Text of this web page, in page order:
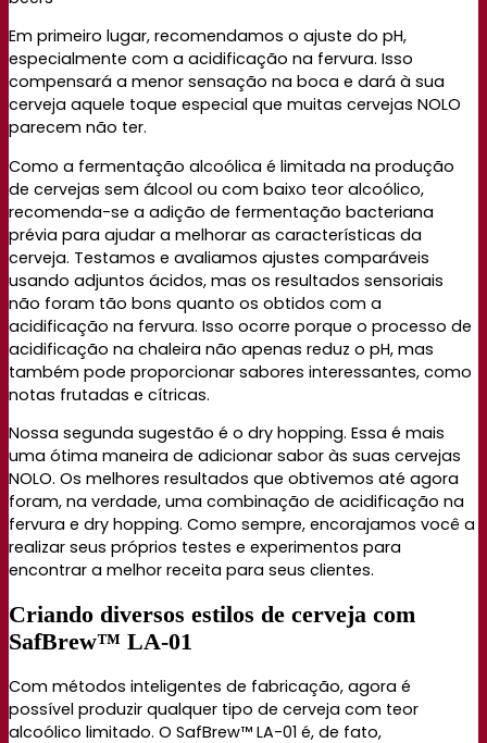
Em primeiro lugar, recomendamos o ajuste do pH,
especialmente com a acidificação na fervura. Isso
compensará a menor sensação na boca e dará à sua
cerveja aquele toque especial que muitas cervejas NOLO
parecem não ter.
Como a fermentação alcoólica é limitada na produção
de cervejas sem álcool ou com baixo teor alcoólico,
recomenda-se a adição de fermentação bacteriana
prévia para ajudar a melhorar as características da
cerveja. Testamos e avaliamos ajustes comparáveis
usando adjuntos ácidos, mas os resultados sensoriais
não foram tão bons quanto os obtidos com a
acidificação na fervura. Isso ocorre porque o processo de
acidificação na chaleira não apenas reduz o pH, mas
também pode proporcionar sabores interessantes, como
notas frutadas e cítricas.
Nossa segunda sugestão é o dry hopping. Essa é mais
uma ótima maneira de adicionar sabor às suas cervejas
NOLO. Os melhores resultados que obtivemos até agora
foram, na verdade, uma combinação de acidificação na
fervura e dry hopping. Como sempre, encorajamos você a
realizar seus próprios testes e experimentos para
encontrar a melhor receita para seus clientes.
Criando diversos estilos de cerveja com
SafBrew™ LA-01
Com métodos inteligentes de fabricação, agora é
possível produzir qualquer tipo de cerveja com teor
alcoólico limitado. O SafBrew™ LA-01 é, de fato,